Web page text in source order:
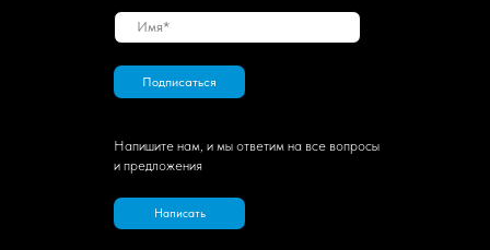
Подписаться
Написать
Напишите нам, и мы ответим на все вопросы
и предложения